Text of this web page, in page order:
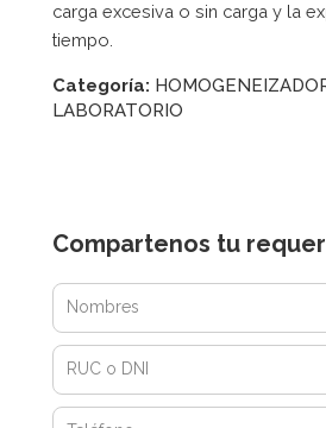
carga excesiva o sin carga y la
tiempo.
Categoría:
LABORATORIO
Compartenos tu